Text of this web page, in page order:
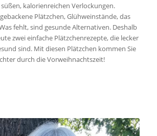
kalorienreichen Verlockungen.
Plätzchen, Glühweinstände, das
fehlt, sind gesunde Alternativen. Deshalb
zwei einfache Plätzchenrezepte, die lecker
sind. Mit diesen Plätzchen kommen Sie
durch die Vorweihnachtszeit!